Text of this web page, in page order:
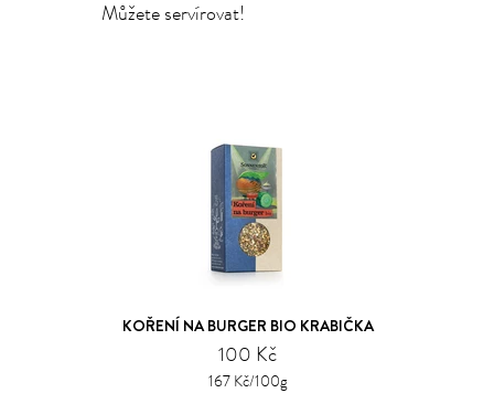
Můžete servírovat!
KOŘENÍ NA BURGER BIO KRABIČKA
100 Kč
167 Kč/100g